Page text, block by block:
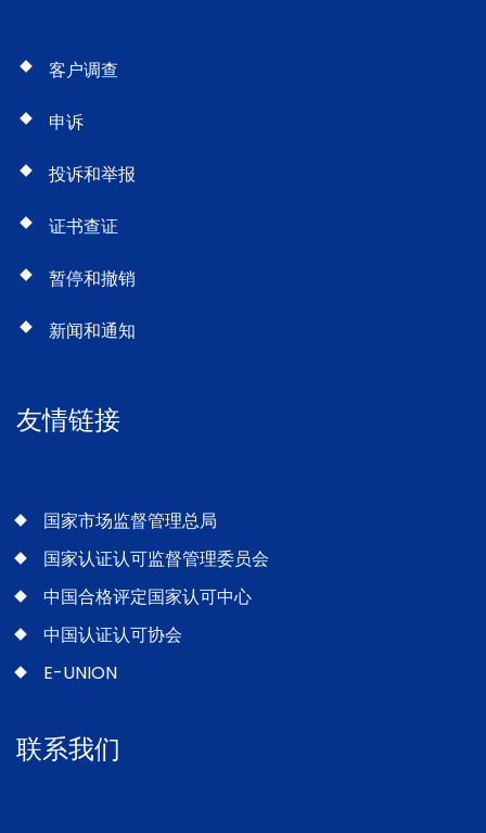
客户调查
申诉
投诉和举报
证书查证
暂停和撤销
新闻和通知
友情链接
国家市场监督管理总局
国家认证认可监督管理委员会
中国合格评定国家认可中心
中国认证认可协会
E-UNION
联系我们